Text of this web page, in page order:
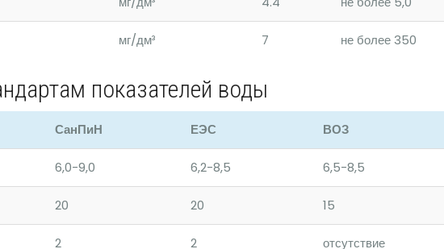
мг/дм³ 7 не более 350
показателей воды
СанПиН ЕЭС ВОЗ
6,0-9,0 6,2-8,5 6,5-8,5
20 20 15
2 2 отсутствие